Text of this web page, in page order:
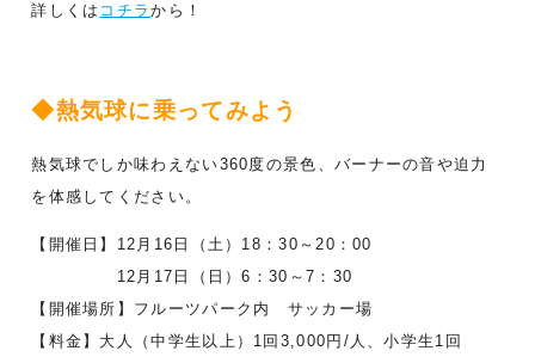
詳しくは コチラから！
◆熱気球に乗ってみよう
熱気球でしか味わえない360度の景色、バーナーの音や迫力
を体感してください。
【開催日】12月16日（土）18：30～20：00
12月17日（日）6：30～7：30
【開催場所】フルーツパーク内 サッカー場
【料金】大人（中学生以上）1回3,000円/人、小学生1回